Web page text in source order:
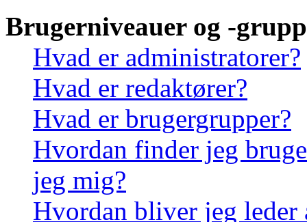
Brugerniveauer og -
Hvad er administratorer?
Hvad er redaktører?
Hvad er brugergrupper?
Hvordan finder jeg
jeg mig?
Hvordan bliver jeg leder